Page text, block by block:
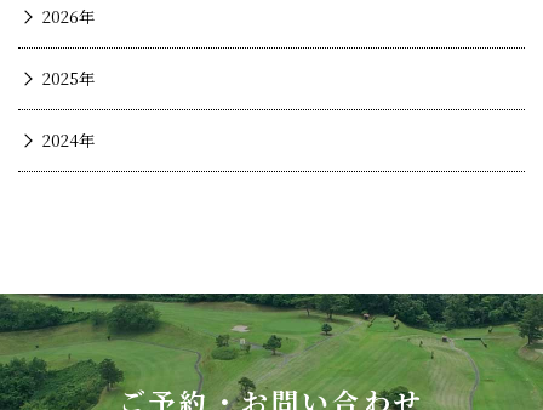
2026年
2025年
2024年
ご予約・お問い合わせ